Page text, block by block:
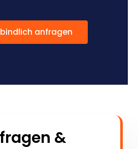
anfragen
&